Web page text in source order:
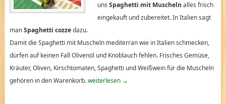
uns Spaghetti mit Muscheln alles frisch
eingekauft und zubereitet. In Italien sagt
manSpaghetti cozzedazu.
Damit die Spaghetti mit Muscheln mediterran wie in Italien schmecken,
dürfen auf keinen Fall Olivenöl und Knoblauch fehlen. Frisches Gemüse,
Kräuter, Oliven, Kirschtomaten, Spaghetti und Weißwein für die Muscheln
gehören in den Warenkorb.weiterlesen →